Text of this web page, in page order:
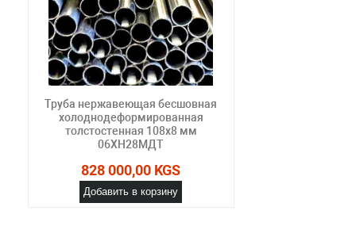
Труба нержавеющая бесшовная
холоднодеформированная
толстостенная 108х8 мм
06ХН28МДТ
828 000,00 KGS
Добавить в корзину